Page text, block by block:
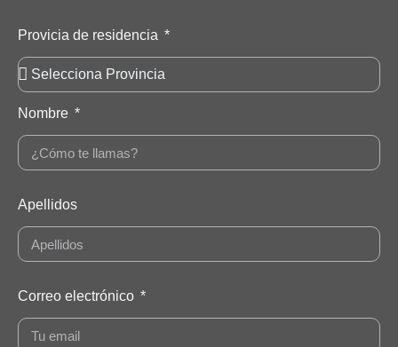
Provicia de residencia
Nombre
Apellidos
Correo electrónico